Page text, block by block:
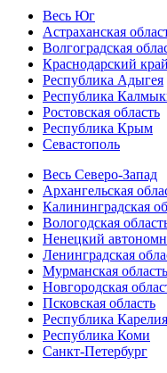
Весь Юг
Астраханская
Волгоградская
Краснодарский край
Республика Адыгея
Республика
Ростовская область
Республика Крым
Севастополь
Весь Северо-Запад
Архангельская
Калининградская
Вологодская
Ненецкий
Ленинградская
Мурманская область
Новгородская
Псковская область
Республика Карелия
Республика Коми
Санкт-Петербург